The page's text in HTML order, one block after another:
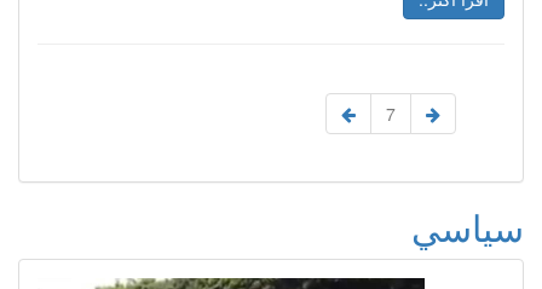
سياسي